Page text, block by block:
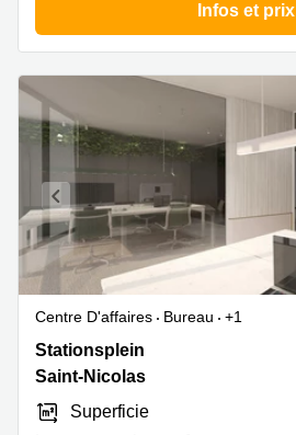
Infos et prix
Centre D'affaires Bureau
+1
Stationsplein
29,
Nicolas
Stationsplein
Saint-Nicolas
Superficie